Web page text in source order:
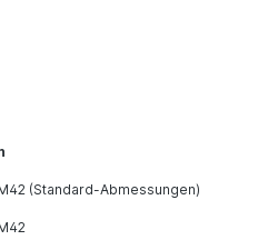
(Standard-Abmessungen)